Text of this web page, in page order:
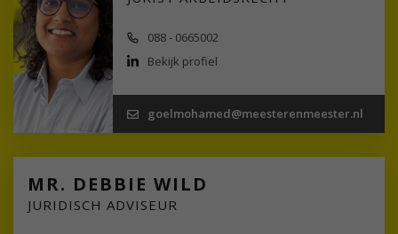
088 - 0665002
Bekijk profiel
goelmohamed@meesterenmeester.nl
MR. DEBBIE WILD
JURIDISCH ADVISEUR